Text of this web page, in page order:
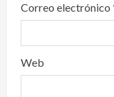
Correo electrónico
Web